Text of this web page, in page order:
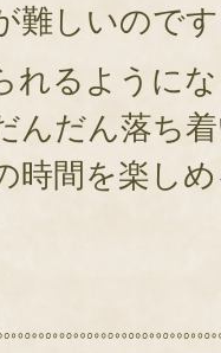
難しいので
れるように
んだん落ち
時間を楽し